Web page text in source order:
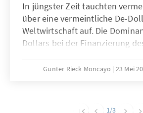
In jüngster Zeit tauchten
über eine vermeintliche De-
Weltwirtschaft auf. Die
Dollars bei der Finanzierung
herausgehobene Rolle als
Gunter Rieck Moncayo 23 Mei
1/3